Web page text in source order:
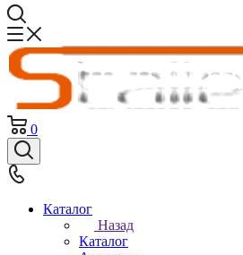
0
Каталог
Назад
Каталог